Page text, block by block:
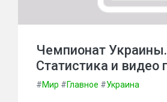
Чемпионат Украины.
Статистика и видео
#Мир #Главное #Украина